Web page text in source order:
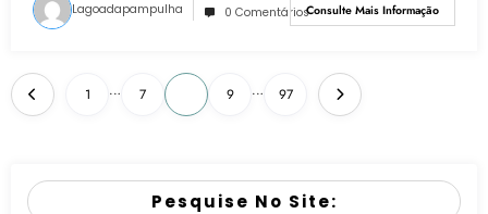
Lagoadapampulha 0 ComentáriosConsulte Mais Informação
1 … 7 9 … 97
Pesquise No Site: